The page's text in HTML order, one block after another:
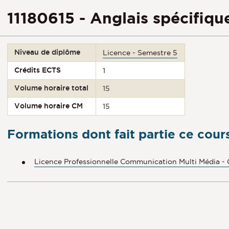
11180615 - Anglais
Niveau de diplôme Licence - Semestre 5
Crédits ECTS 1
Volume horaire total 15
Volume horaire CM 15
Formations dont fait partie ce
Licence Professionnelle Communication Multi Média -